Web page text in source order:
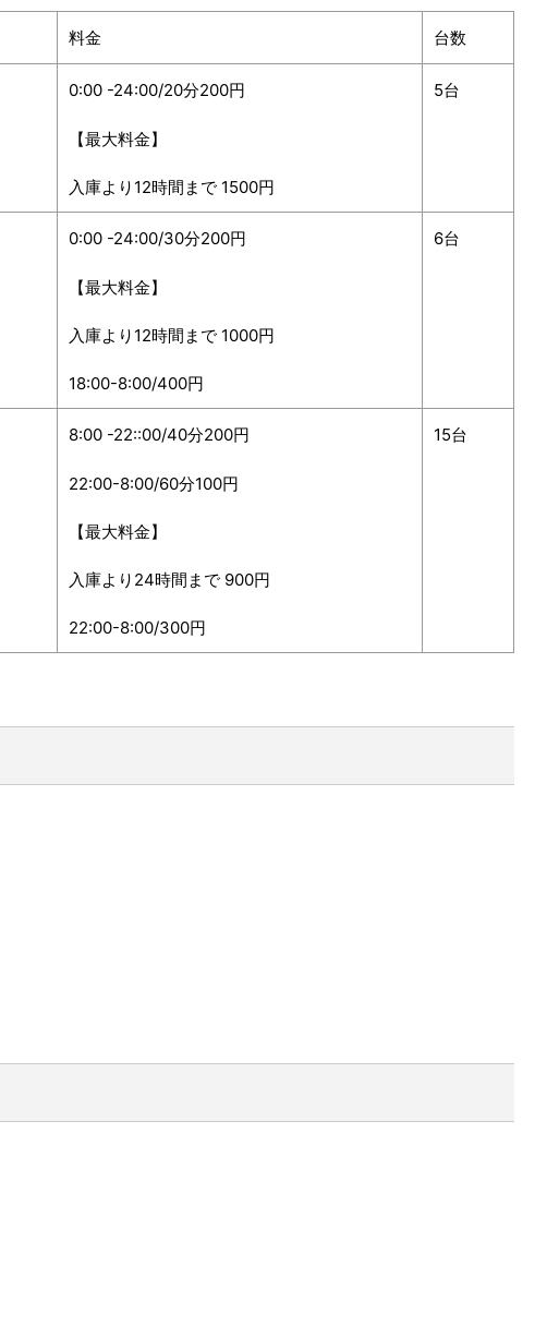
料金 台数
0:00 -24:00/20分200円
【最大料金】
入庫より12時間まで 1500円
5台
0:00 -24:00/30分200円
【最大料金】
入庫より12時間まで 1000円
18:00-8:00/400円
6台
8:00 -22::00/40分200円
22:00-8:00/60分100円
【最大料金】
入庫より24時間まで 900円
22:00-8:00/300円
15台